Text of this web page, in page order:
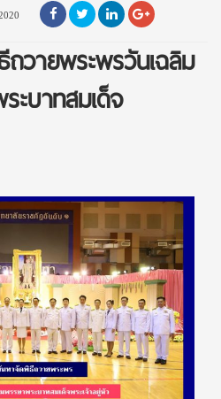
วายพระพรวันเฉลิม
ะบาทสมเด็จ